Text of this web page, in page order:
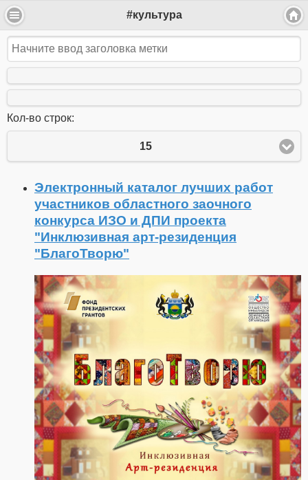
#культура
Кол-во строк:
15
Электронный каталог лучших работ
участников областного заочного
конкурса ИЗО и ДПИ проекта
"Инклюзивная арт-резиденция
"БлагоТворю"